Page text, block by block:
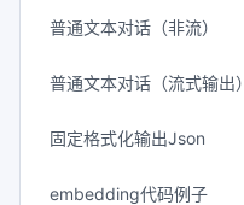
普通文本对话（非流）
普通文本对话（流式输出）
固定格式化输出Json
embedding代码例子